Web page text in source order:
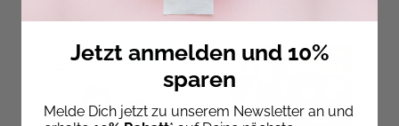
SALE
Jetzt anmelden und 10%
sparen
Melde Dich jetzt zu unserem Newsletter an und